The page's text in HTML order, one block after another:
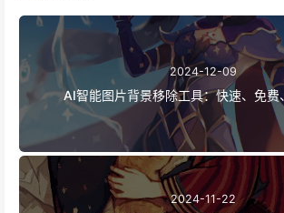
2024-12-09
AI智能图片背景移除工具：快速、免费
2024-11-22